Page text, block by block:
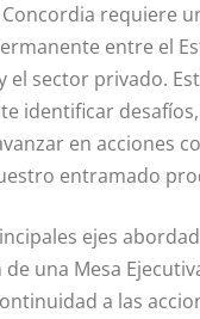
requiere
entre el
el sector privado.
identificar
en acciones
entramado
ejes
una Mesa
a las